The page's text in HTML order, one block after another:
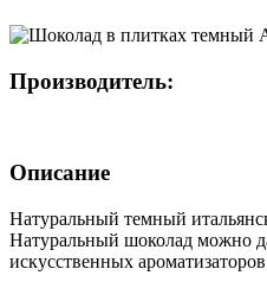
Производитель:
Описание
Натуральный темный
Натуральный шоколад можно
искусственных